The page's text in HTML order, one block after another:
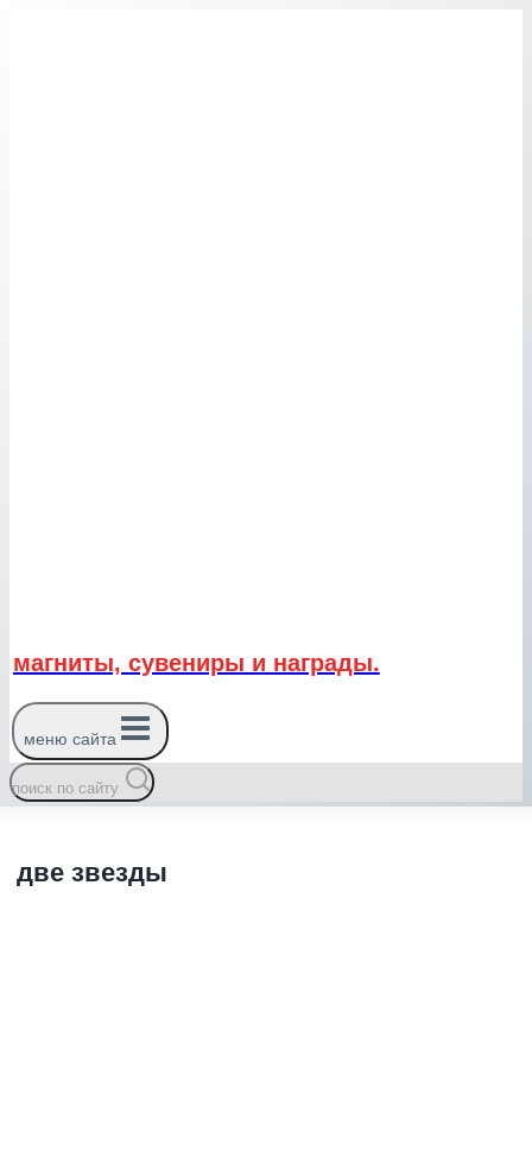
магниты, сувениры и награды.
меню сайта
поиск по сайту
две звезды